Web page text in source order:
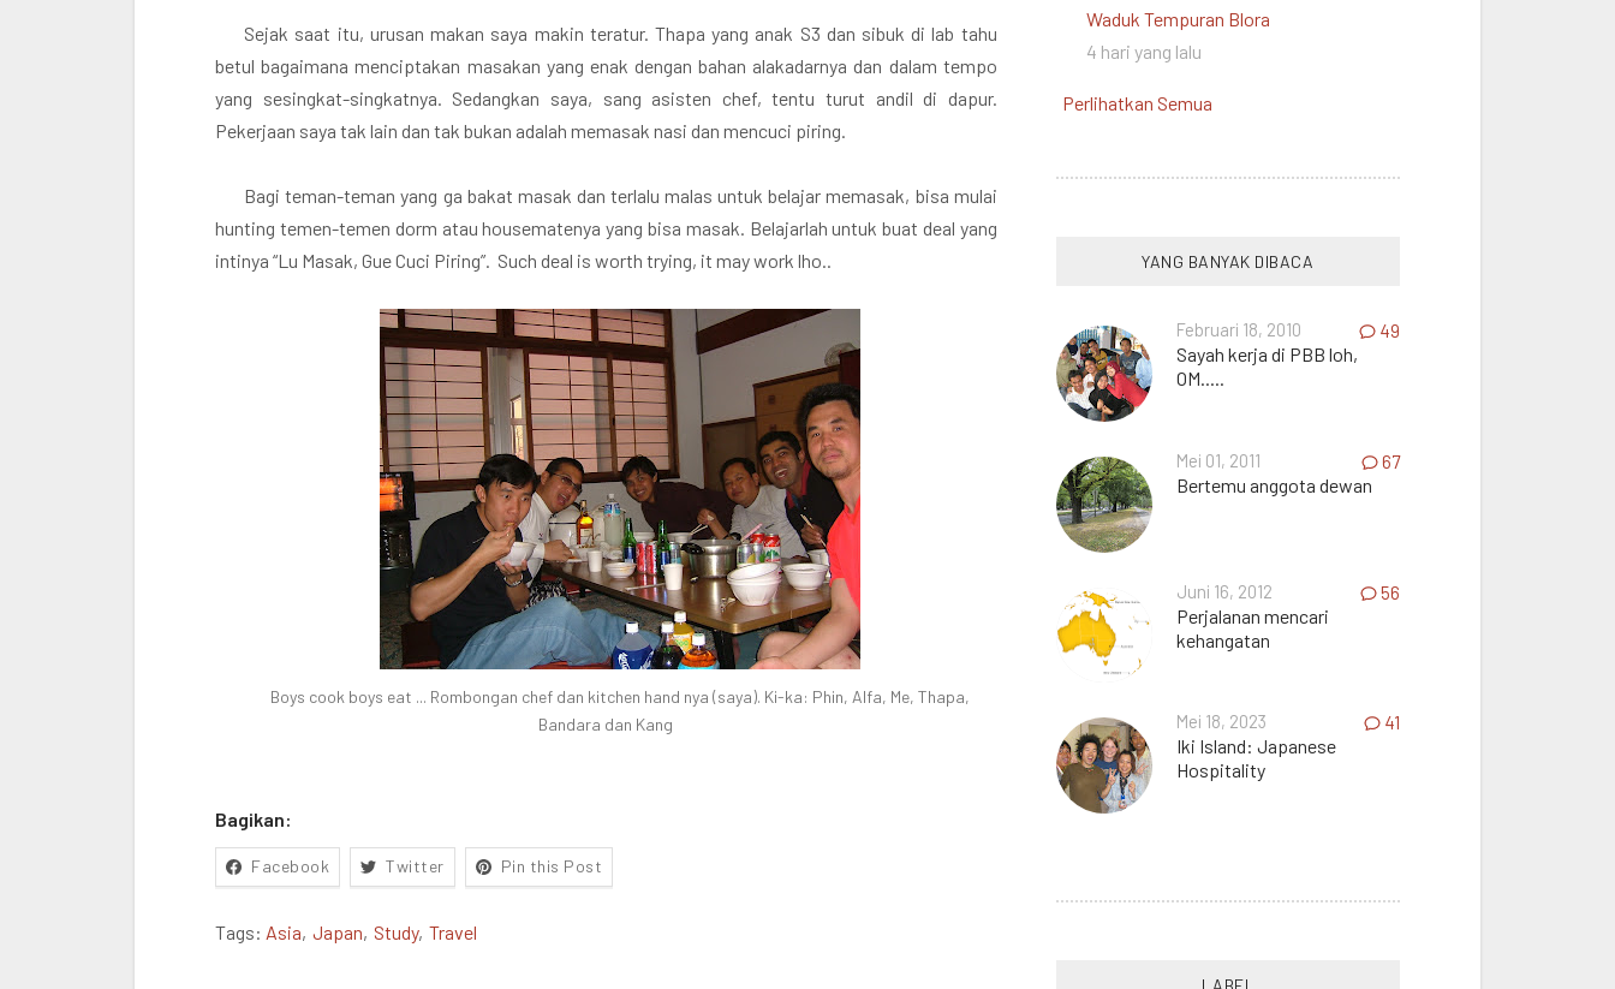
Sejak saat itu, urusan makan saya makin teratur. Thapa yang anak S3 dan sibuk di lab tahu
betul bagaimana menciptakan masakan yang enak dengan bahan alakadarnya dan dalam tempo
yang sesingkat-singkatnya. Sedangkan saya, sang asisten chef, tentu turut andil di dapur.
Pekerjaan saya tak lain dan tak bukan adalah memasak nasi dan mencuci piring.
Bagi teman-teman yang ga bakat masak dan terlalu malas untuk belajar memasak, bisa mulai
hunting temen-temen dorm atau housematenya yang bisa masak. Belajarlah untuk buat deal yang
intinya “Lu Masak, Gue Cuci Piring”. Such deal is worth trying, it may work lho..
Boys cook boys eat ... Rombongan chef dan kitchen hand nya (saya). Ki-ka: Phin, Alfa, Me, Thapa,
Bandara dan Kang
Bagikan:
Facebook Twitter Pin this Post
Tags: Asia Japan Study Travel
Waduk Tempuran Blora
4 hari yang lalu
Perlihatkan Semua
YANG BANYAK DIBACA
Februari 18, 2010 49
Sayah kerja di PBB loh,
OM.....
Mei 01, 2011 67
Bertemu anggota dewan
Juni 16, 2012 56
Perjalanan mencari
kehangatan
Mei 18, 2023 41
Iki Island: Japanese
Hospitality